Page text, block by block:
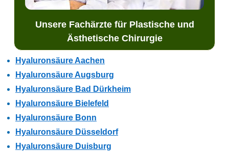
Unsere Fachärzte für Plastische und
Ästhetische Chirurgie
Hyaluronsäure Aachen
Hyaluronsäure Augsburg
Hyaluronsäure Bad Dürkheim
Hyaluronsäure Bielefeld
Hyaluronsäure Bonn
Hyaluronsäure Düsseldorf
Hyaluronsäure Duisburg